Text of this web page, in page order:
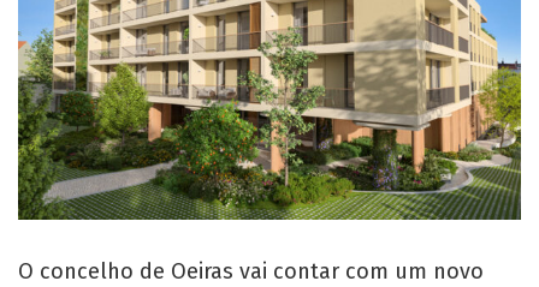
O concelho de Oeiras vai contar com um novo